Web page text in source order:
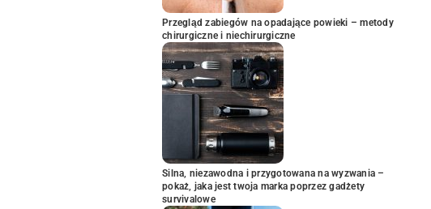
Przegląd zabiegów na opadające powieki – metody
chirurgiczne i niechirurgiczne
Silna, niezawodna i przygotowana na wyzwania –
pokaż, jaka jest twoja marka poprzez gadżety
survivalowe